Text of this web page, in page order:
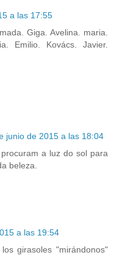
a las 17:55
Giga. Avelina. maria.
Emilio. Kovács. Javier.
junio de 2015 a las 18:04
a luz do sol para
beleza.
a las 19:54
girasoles "mirándonos"